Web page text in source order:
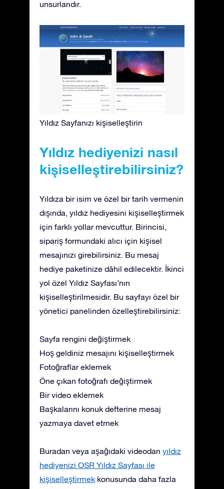
unsurlarıdır.
Yıldız Sayfanızı kişiselleştirin
Yıldız hediyenizi nasıl
kişiselleştirebilirsiniz?
Yıldıza bir isim ve özel bir tarih vermenin
dışında, yıldız hediyesini kişiselleştirmek
için farklı yollar mevcuttur. Birincisi,
sipariş formundaki alıcı için kişisel
mesajınızı girebilirsiniz. Bu mesaj
hediye paketinize dâhil edilecektir. İkinci
yol özel Yıldız Sayfası’nın
kişiselleştirilmesidir. Bu sayfayı özel bir
yönetici panelinden özelleştirebilirsiniz:
Sayfa rengini değiştirmek
Hoş geldiniz mesajını kişiselleştirmek
Fotoğraflar eklemek
Öne çıkan fotoğrafı değiştirmek
Bir video eklemek
Başkalarını konuk defterine mesaj
yazmaya davet etmek
Buradan veya aşağıdaki videodan yıldız
hediyenizi OSR Yıldız Sayfası ile
kişiselleştirmek konusunda daha fazla